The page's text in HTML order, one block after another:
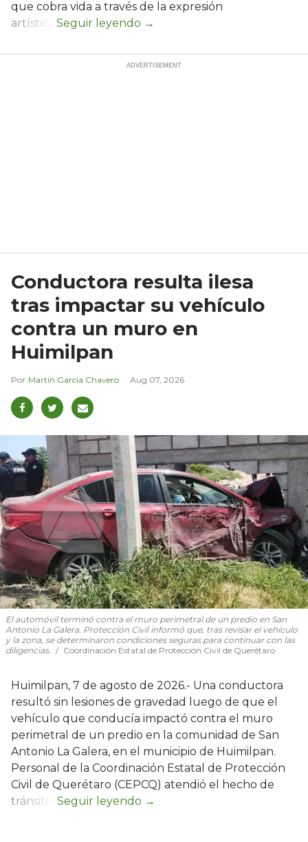
que cobra vida a través de la expresión
artística.
Conductora resulta ilesa
tras impactar su vehículo
contra un muro en
Huimilpan
Martín García Chavero Aug 07, 2026
El automóvil terminó contra el muro perimetral de un predio en San
Antonio La Galera. Protección Civil informó que, tras revisar el vehículo
y la zona, se determinaron condiciones seguras para continuar con las
diligencias.
Coordinación Estatal de Protección Civil de Querétaro
Huimilpan, 7 de agosto de 2026.- Una conductora
resultó sin lesiones de gravedad luego de que el
vehículo que conducía impactó contra el muro
perimetral de un predio en la comunidad de San
Antonio La Galera, en el municipio de Huimilpan.
Personal de la Coordinación Estatal de Protección
Civil de Querétaro (CEPCQ) atendió el hecho de
tránsito.